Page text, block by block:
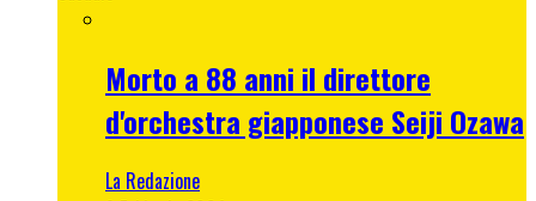
Morto a 88 anni il direttore
d'orchestra giapponese Seiji Ozawa
La Redazione